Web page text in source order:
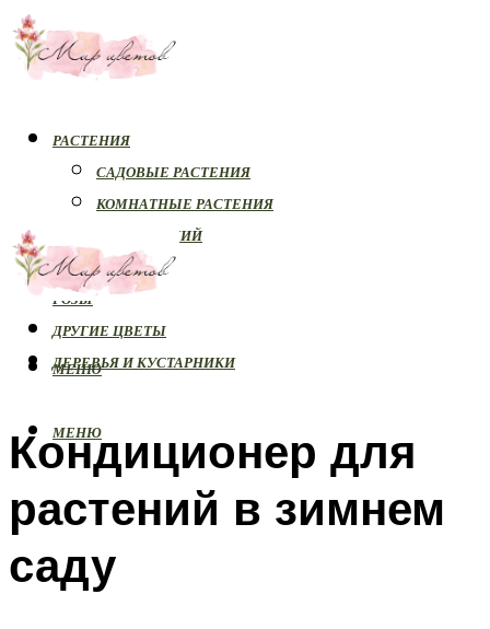
РАСТЕНИЯ
САДОВЫЕ РАСТЕНИЯ
КОМНАТНЫЕ РАСТЕНИЯ
БОЛЕЗНИ РАСТЕНИЙ
ОРХИДЕИ
РОЗЫ
ДРУГИЕ ЦВЕТЫ
ДЕРЕВЬЯ И КУСТАРНИКИ
МЕНЮ
МЕНЮ
Кондиционер для
растений в зимнем
саду